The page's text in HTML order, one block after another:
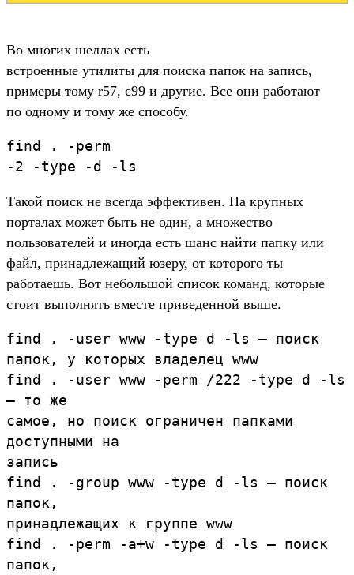
Во многих шеллах есть
встроенные утилиты для поиска папок на запись,
примеры тому r57, c99 и другие. Все они работают
по одному и тому же способу.
find . -perm
-2 -type -d -ls
Такой поиск не всегда эффективен. На крупных
порталах может быть не один, а множество
пользователей и иногда есть шанс найти папку или
файл, принадлежащий юзеру, от которого ты
работаешь. Вот небольшой список команд, которые
стоит выполнять вместе приведенной выше.
find . -user www -type d -ls – поиск
папок, у которых владелец www
find . -user www -perm /222 -type d -ls
– то же
самое, но поиск ограничен папками
доступными на
запись
find . -group www -type d -ls – поиск
папок,
принадлежащих к группе www
find . -perm -a+w -type d -ls – поиск
папок,